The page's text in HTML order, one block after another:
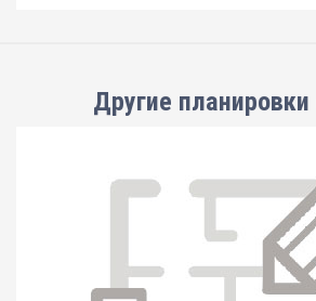
Другие планировки